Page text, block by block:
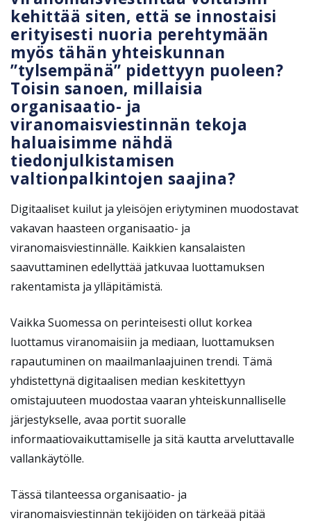
kehittää siten, että se innostaisi
erityisesti nuoria perehtymään
myös tähän yhteiskunnan
”tylsempänä” pidettyyn puoleen?
Toisin sanoen, millaisia
organisaatio- ja
viranomaisviestinnän tekoja
haluaisimme nähdä
tiedonjulkistamisen
valtionpalkintojen saajina?
Digitaaliset kuilut ja yleisöjen eriytyminen muodostavat
vakavan haasteen organisaatio- ja
viranomaisviestinnälle. Kaikkien kansalaisten
saavuttaminen edellyttää jatkuvaa luottamuksen
rakentamista ja ylläpitämistä.
Vaikka Suomessa on perinteisesti ollut korkea
luottamus viranomaisiin ja mediaan, luottamuksen
rapautuminen on maailmanlaajuinen trendi. Tämä
yhdistettynä digitaalisen median keskitettyyn
omistajuuteen muodostaa vaaran yhteiskunnalliselle
järjestykselle, avaa portit suoralle
informaatiovaikuttamiselle ja sitä kautta arveluttavalle
vallankäytölle.
Tässä tilanteessa organisaatio- ja
viranomaisviestinnän tekijöiden on tärkeää pitää